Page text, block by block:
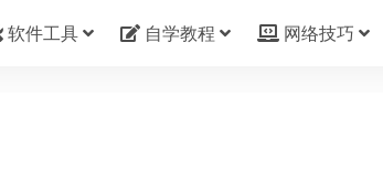
软件工具 自学教程 网络技巧